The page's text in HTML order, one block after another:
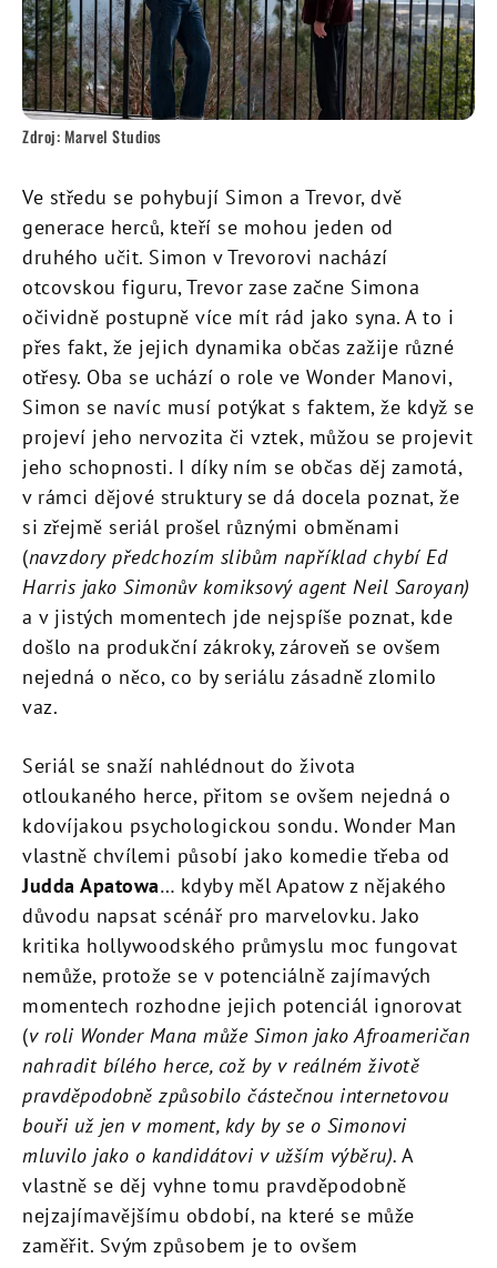
Zdroj: Marvel Studios
Ve středu se pohybují Simon a Trevor, dvě
generace herců, kteří se mohou jeden od
druhého učit. Simon v Trevorovi nachází
otcovskou figuru, Trevor zase začne Simona
očividně postupně více mít rád jako syna. A to i
přes fakt, že jejich dynamika občas zažije různé
otřesy. Oba se uchází o role ve Wonder Manovi,
Simon se navíc musí potýkat s faktem, že když se
projeví jeho nervozita či vztek, můžou se projevit
jeho schopnosti. I díky ním se občas děj zamotá,
v rámci dějové struktury se dá docela poznat, že
si zřejmě seriál prošel různými obměnami
(navzdory předchozím slibům například chybí Ed
Harris jako Simonův komiksový agent Neil Saroyan)
a v jistých momentech jde nejspíše poznat, kde
došlo na produkční zákroky, zároveň se ovšem
nejedná o něco, co by seriálu zásadně zlomilo
vaz.
Seriál se snaží nahlédnout do života
otloukaného herce, přitom se ovšem nejedná o
kdovíjakou psychologickou sondu. Wonder Man
vlastně chvílemi působí jako komedie třeba od
Judda Apatowa… kdyby měl Apatow z nějakého
důvodu napsat scénář pro marvelovku. Jako
kritika hollywoodského průmyslu moc fungovat
nemůže, protože se v potenciálně zajímavých
momentech rozhodne jejich potenciál ignorovat
(v roli Wonder Mana může Simon jako Afroameričan
nahradit bílého herce, což by v reálném životě
pravděpodobně způsobilo částečnou internetovou
bouři už jen v moment, kdy by se o Simonovi
mluvilo jako o kandidátovi v užším výběru). A
vlastně se děj vyhne tomu pravděpodobně
nejzajímavějšímu období, na které se může
zaměřit. Svým způsobem je to ovšem